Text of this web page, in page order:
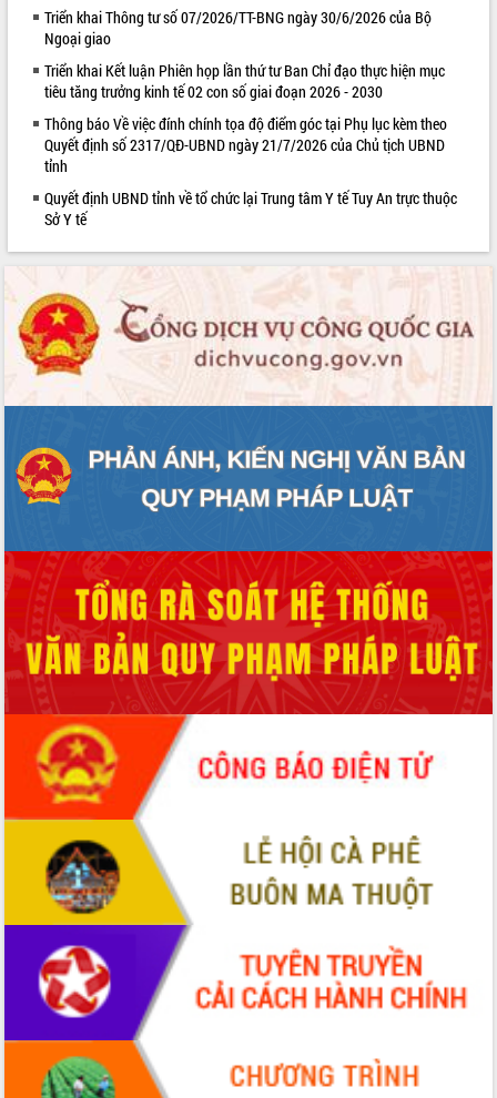
UBND tỉnh Đắk Lắk triển khai nhiệm
vụ 6 tháng cuối năm 2026
Kỳ họp thứ Hai, Hội đồng nhân dân
tỉnh khóa XI quyết nghị nhiều nội dung
Bí thư Tỉnh ủy Lương Nguyễn Minh
Triết thăm, tặng quà người có công với
Rà soát, hoàn thiện hệ thống thiết chế
phát triển mới
mặt Đoàn chuyên gia y tế TP. Hồ Chí
Minh
Lễ truy điệu và an táng hài cốt liệt sĩ
tại Nghĩa trang Liệt sĩ xã Sơn Hòa
Bàn giải pháp tháo gỡ khó khăn trong
định EUDR
Thứ trưởng Bộ Nông nghiệp và Môi
trường Nguyễn Hoàng Hiệp khảo sát
Trình diễn nghệ thuật chế biến các
món ăn từ sầu riêng
Đắk Lắk công bố Quy hoạch và xúc
tiến đầu tư tỉnh
Ngành cá ngừ Đắk Lắk chủ động thích
ứng để giữ vững thị trường xuất khẩu
Diễn đàn Kinh tế tư nhân Việt Nam đột
phá cơ chế - Hợp tác công tư
Đề án 06 tạo bước ngoặt đột phá trong
cải cách hành chính tỉnh Đắk Lắk
Kết nối tour, đẩy mạnh chuyển đổi số
để phát triển du lịch Đắk Lắk
Khởi động Dự án Đầu tư xây dựng hạ
tầng kỹ thuật Cụm công nghiệp Tân
Gặp mặt các cơ quan báo chí nhân Kỷ
niệm 101 năm Ngày Báo chí Cách
mạng Việt Nam
Đắk Lắk sơ kết 4 năm triển khai thực
hiện Đề án 06 của Chính phủ
Họp báo thông tin về Hội nghị Công bố
Quy hoạch và Xúc tiến đầu tư tỉnh Đắk
ALBUM ẢNH
Triển khai Thông tư số 07/2026/TT-BNG ngày 30/6/2026 của Bộ
Ngoại giao
Triển khai Kết luận Phiên họp lần thứ tư Ban Chỉ đạo thực hiện mục
tiêu tăng trưởng kinh tế 02 con số giai đoạn 2026 - 2030
Thông báo Về việc đính chính tọa độ điểm góc tại Phụ lục kèm theo
Quyết định số 2317/QĐ-UBND ngày 21/7/2026 của Chủ tịch UBND
tỉnh
Quyết định UBND tỉnh về tổ chức lại Trung tâm Y tế Tuy An trực thuộc
Sở Y tế